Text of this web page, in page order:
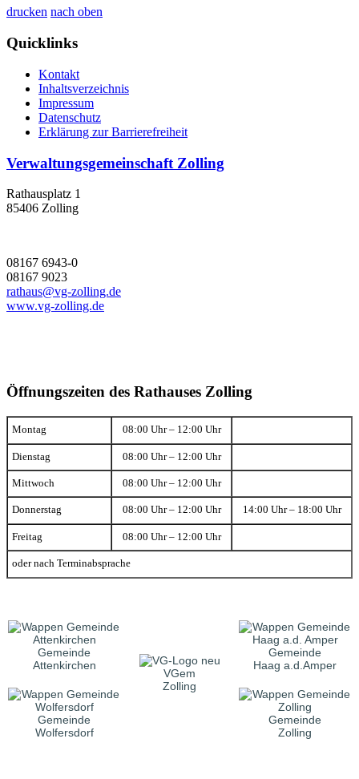
drucken nach oben
Quicklinks
Kontakt
Inhaltsverzeichnis
Impressum
Datenschutz
Erklärung zur Barrierefreiheit
Verwaltungsgemeinschaft Zolling
Rathausplatz 1
85406 Zolling
08167 6943-0
08167 9023
rathaus@vg-zolling.de
www.vg-zolling.de
Öffnungszeiten des Rathauses Zolling
Montag 08:00 Uhr – 12:00 Uhr
Dienstag 08:00 Uhr – 12:00 Uhr
Mittwoch 08:00 Uhr – 12:00 Uhr
Donnerstag 08:00 Uhr – 12:00 Uhr 14:00 Uhr – 18:00 Uhr
Freitag 08:00 Uhr – 12:00 Uhr
oder nach Terminabsprache
Gemeinde
Attenkirchen
VGem
Zolling
Gemeinde
Haag a.d.Amper
Gemeinde
Wolfersdorf
Gemeinde
Zolling